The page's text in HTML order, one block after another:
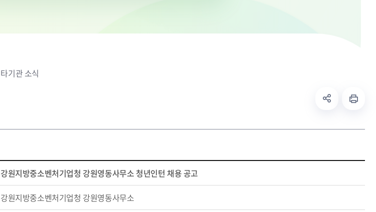
타기관 소식
강원지방중소벤처기업청 강원영동사무소 청년인턴 채용 공고
강원지방중소벤처기업청 강원영동사무소